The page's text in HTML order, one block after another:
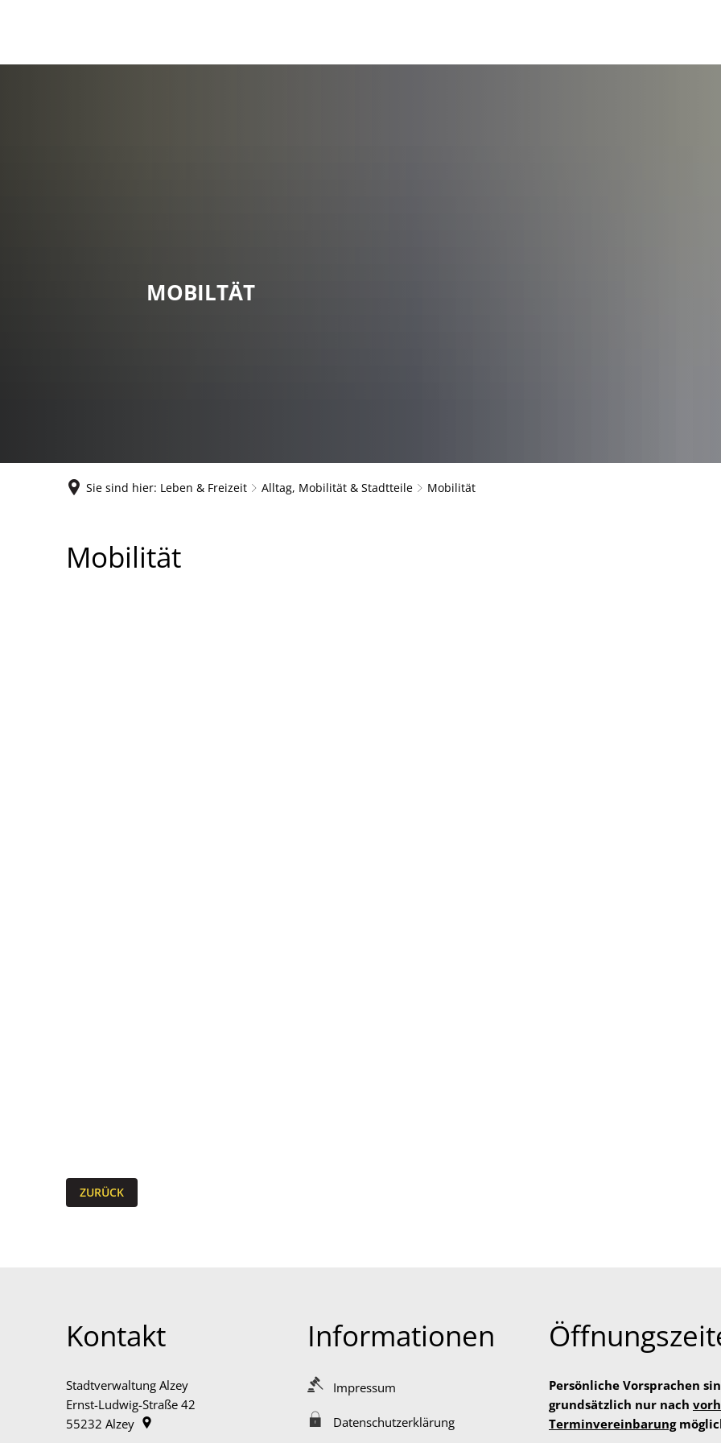
MOBILTÄT
Sie sind hier: Leben & Freizeit Alltag, Mobilität & Stadtteile Mobilität
MobilitätMobilität
ZURÜCK
Kontakt
Stadtverwaltung Alzey
Ernst-Ludwig-Straße 42
55232 Alzey
Informationen
Impressum
Datenschutzerklärung
Persönliche Vorsprachen
grundsätzlich nur nach
Terminvereinbarung